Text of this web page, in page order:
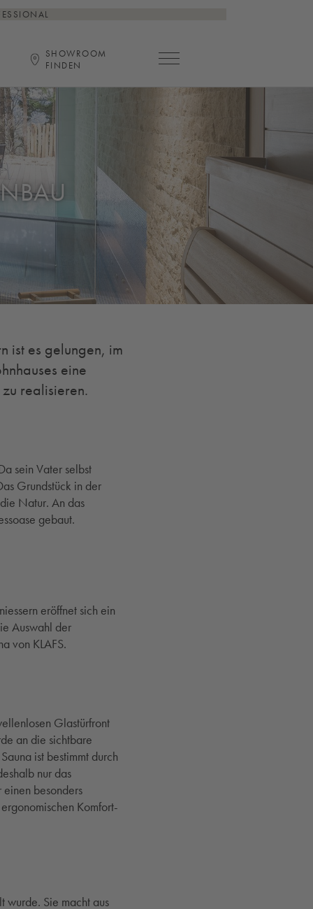
SHOWROOM
FINDEN
Hauptnavigation öffnen
ist es gelungen, im
eine
realisieren.
sein Vater selbst
Grundstück in der
Natur. An das
gebaut.
eröffnet sich ein
Auswahl der
von KLAFS.
Glastürfront
an die sichtbare
ist bestimmt durch
nur das
besonders
Komfort-
wurde. Sie macht aus